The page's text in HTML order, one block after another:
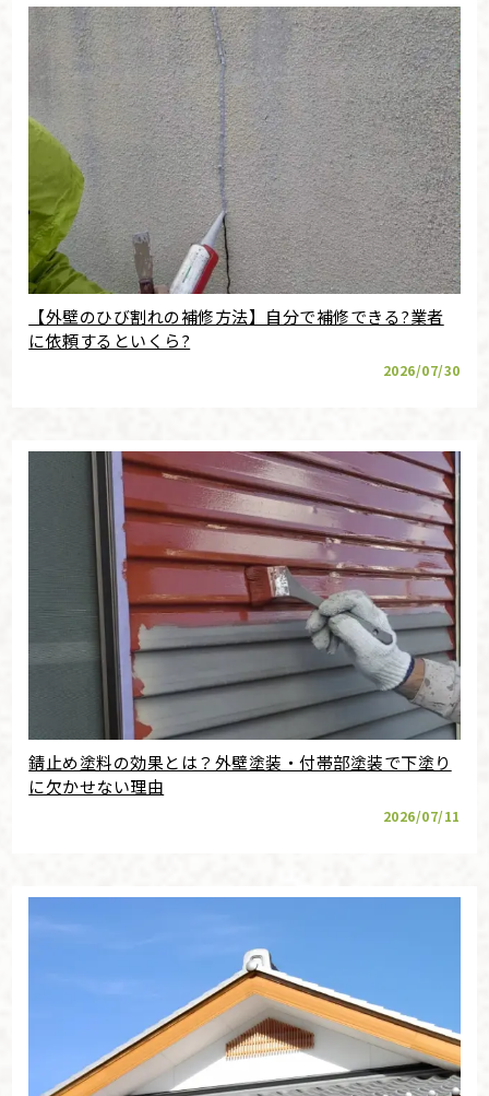
【外壁のひび割れの補修方法】自分で補修できる?業者
に依頼するといくら?
2026/07/30
錆止め塗料の効果とは？外壁塗装・付帯部塗装で下塗り
に欠かせない理由
2026/07/11